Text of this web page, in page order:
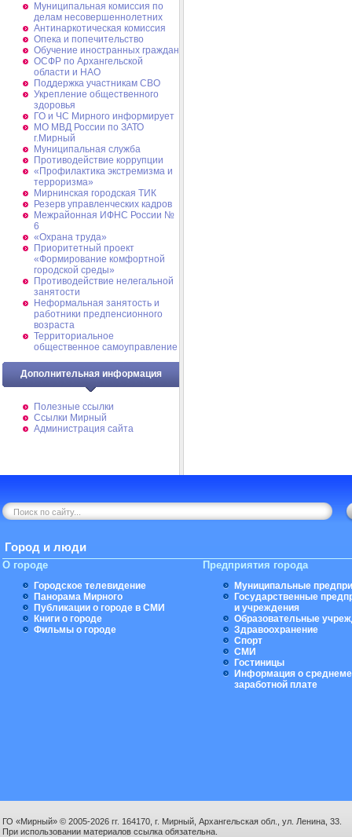
Муниципальная комиссия по
делам несовершеннолетних
Антинаркотическая комиссия
Опека и попечительство
Обучение иностранных граждан
ОСФР по Архангельской
области и НАО
Поддержка участникам СВО
Укрепление общественного
здоровья
ГО и ЧС Мирного информирует
МО МВД России по ЗАТО
г.Мирный
Муниципальная cлужба
Противодействие коррупции
«Профилактика экстремизма и
терроризма»
Мирнинская городская ТИК
Резерв управленческих кадров
Межрайонная ИФНС России №
6
«Охрана труда»
Приоритетный проект
«Формирование комфортной
городской среды»
Противодействие нелегальной
занятости
Неформальная занятость и
работники предпенсионного
возраста
Территориальное
общественное самоуправление
Дополнительная информация
Полезные ссылки
Ссылки Мирный
Администрация сайта
Город и люди
О городе
Городское телевидение
Панорама Мирного
Публикации о городе в СМИ
Книги о городе
Фильмы о городе
Предприятия города
Муниципальные
Государственные
и учреждения
Образовательные
Здравоохранение
Спорт
СМИ
Гостиницы
Информация о
заработной плате
ГО «Мирный» © 2005-2026 гг. 164170, г. Мирный, Архангельская обл., ул. Ленина, 33.
При использовании материалов ссылка обязательна.